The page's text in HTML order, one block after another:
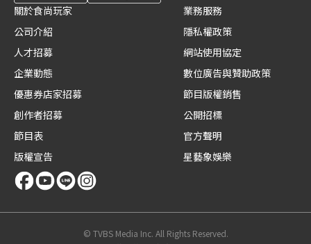
關於食尚玩家
公司介紹
人才招募
企業動態
優惠券店家招募
創作者招募
節目表
版權宣告
業務服務
隱私權政策
網站使用協定
數位廣告與贊助政策
節目版權銷售
公開招標
官方聲明
星藝象娛樂
© TVBS Media Inc. All Rights Reserved.